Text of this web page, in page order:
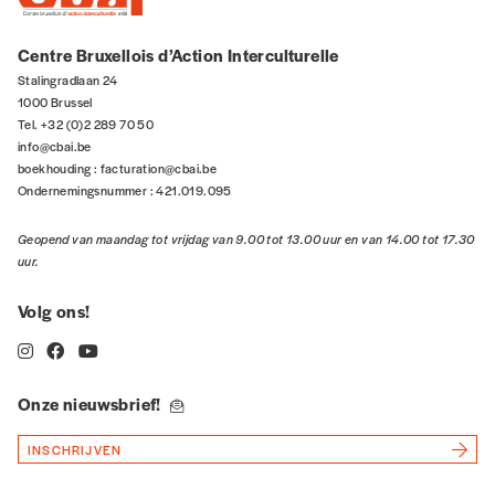
Centre Bruxellois d’Action Interculturelle
Stalingradlaan 24
1000 Brussel
Tel. +32 (0)2 289 70 50
info@cbai.be
boekhouding : facturation@cbai.be
Ondernemingsnummer : 421.019.095
Geopend van maandag tot vrijdag van 9.00 tot 13.00 uur en van 14.00 tot 17.30
uur.
Volg ons!
Onze nieuwsbrief!
INSCHRIJVEN